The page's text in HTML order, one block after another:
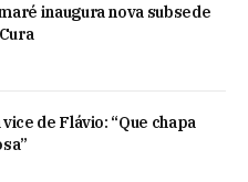
inaugura nova subsede
de Flávio: “Que chapa